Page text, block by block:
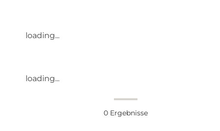
loading...
loading...
0 Ergebnisse